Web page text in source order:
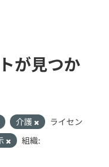
が見つか
介護
ライセン
組織: